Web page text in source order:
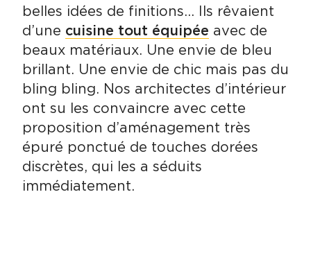
belles idées de finitions… Ils rêvaient
d’une cuisine tout équipée avec de
beaux matériaux. Une envie de bleu
brillant. Une envie de chic mais pas du
bling bling. Nos architectes d’intérieur
ont su les convaincre avec cette
proposition d’aménagement très
épuré ponctué de touches dorées
discrètes, qui les a séduits
immédiatement.